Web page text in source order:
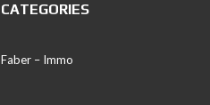
CATEGORIES
Faber – Immo